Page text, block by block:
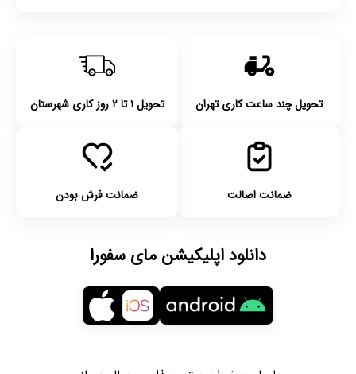
تحویل چند ساعت کاری تهران تحویل ۱ تا ۲ روز کاری شهرستان
ضمانت اصالت ضمانت فرش بودن
دانلود اپلیکیشن مای سفورا